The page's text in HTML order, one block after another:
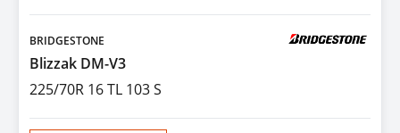
BRIDGESTONE
Blizzak DM-V3
225/70R 16 TL 103 S